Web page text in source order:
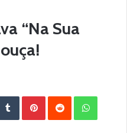
“Na Sua
Tumblr Pinterest Reddit